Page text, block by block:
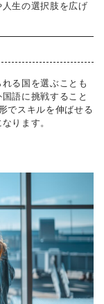
生の選択肢を広げ
る国を選ぶことも
語に挑戦すること
でスキルを伸ばせる
ります。